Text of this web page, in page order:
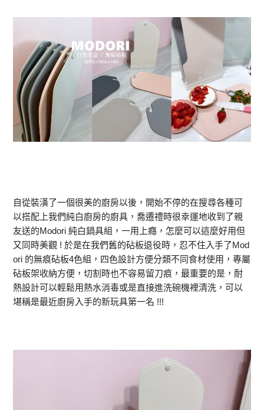
自從裝潢了一個很美的廚房以後，開始不停的在搜尋各種可
以搭配上我們純白廚房的廚具，喬遷禮時很幸運地收到了親
友送的Modori 純白鍋具組，一用上癮，怎麼可以這麼好用但
又同時美觀 ! 於是在我們舊的砧板退役時，忍不住入手了Mod
ori 的無痕砧板4色組，四色設計方便分類不同食材使用，專屬
砧板架收納方便，切割時也不容易留刀痕，最重要的是，耐
熱設計可以輕鬆用熱水消毒或是直接進洗碗機裡清洗，可以
堪稱是最近廚房入手的新玩具第一名 !!!